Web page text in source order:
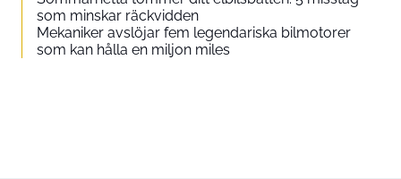
som minskar räckvidden
Mekaniker avslöjar fem legendariska bilmotorer
som kan hålla en miljon miles